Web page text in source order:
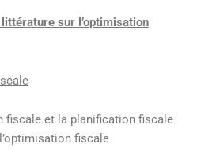
sur l’optimisation
fiscale et la planification fiscale
fiscale